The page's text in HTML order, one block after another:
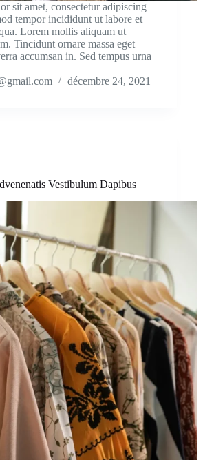
sit amet, consectetur adipiscing
tempor incididunt ut labore et
Lorem mollis aliquam ut
Tincidunt ornare massa eget
accumsan in. Sed tempus urna
décembre 24, 2021
Vestibulum Dapibus